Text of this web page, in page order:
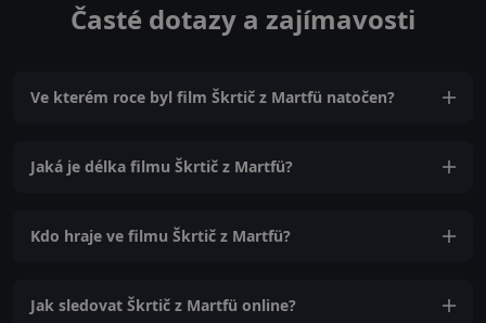
Časté dotazy a zajímavosti
Ve kterém roce byl film Škrtič z Martfü natočen?
Jaká je délka filmu Škrtič z Martfü?
Kdo hraje ve filmu Škrtič z Martfü?
Jak sledovat Škrtič z Martfü online?